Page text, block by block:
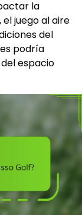
la
juego al aire
del
podría
espacio